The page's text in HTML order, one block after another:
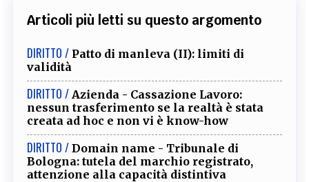
Articoli più letti su questo argomento
DIRITTO / Patto di manleva (II): limiti di
validità
DIRITTO / Azienda - Cassazione Lavoro:
nessun trasferimento se la realtà è stata
creata ad hoc e non vi è know-how
DIRITTO / Domain name - Tribunale di
Bologna: tutela del marchio registrato,
attenzione alla capacità distintiva